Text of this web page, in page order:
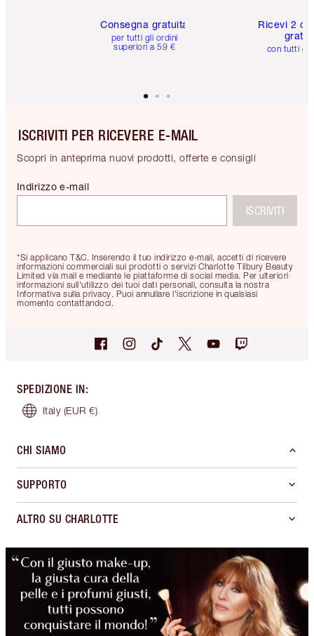
Consegna gratuita
per tutti gli ordini
superiori a 59 €
Ricevi 2
con tutti gli
ISCRIVITI PER RICEVERE E-MAIL
Scopri in anteprima nuovi prodotti, offerte e consigli
*Si applicano T&C. Inserendo il tuo indirizzo e-mail, accetti di ricevere
informazioni commerciali sui prodotti o servizi Charlotte Tilbury Beauty
Limited via mail e mediante le piattaforme di social media. Per ulteriori
informazioni sull'utilizzo dei tuoi dati personali, consulta la nostra
Informativa sulla privacy. Puoi annullare l'iscrizione in qualsiasi
momento contattandoci.
Indirizzo e-mail
ISCRIVITI
SPEDIZIONE IN:
Italy (EUR €)
CHI SIAMO
SUPPORTO
ALTRO SU CHARLOTTE